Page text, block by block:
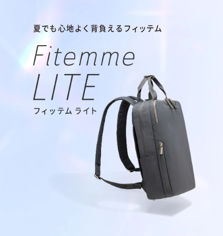
カジュアル HAyU×ace.
特集
店舗情報 新着情報
オンラインストア
Language